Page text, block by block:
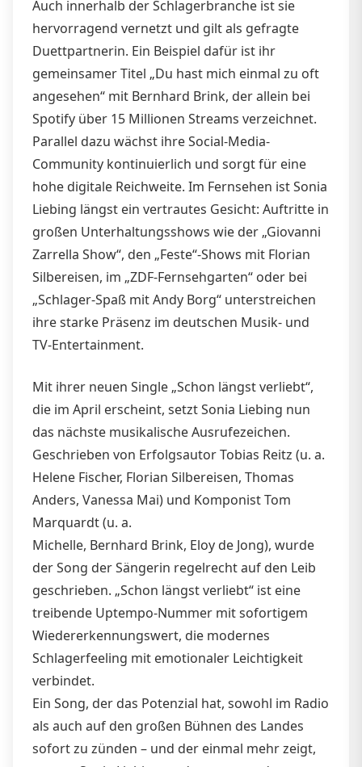
Auch innerhalb der Schlagerbranche ist sie
hervorragend vernetzt und gilt als gefragte
Duettpartnerin. Ein Beispiel dafür ist ihr
gemeinsamer Titel „Du hast mich einmal zu oft
angesehen“ mit Bernhard Brink, der allein bei
Spotify über 15 Millionen Streams verzeichnet.
Parallel dazu wächst ihre Social-Media-
Community kontinuierlich und sorgt für eine
hohe digitale Reichweite. Im Fernsehen ist Sonia
Liebing längst ein vertrautes Gesicht: Auftritte in
großen Unterhaltungsshows wie der „Giovanni
Zarrella Show“, den „Feste“-Shows mit Florian
Silbereisen, im „ZDF-Fernsehgarten“ oder bei
„Schlager-Spaß mit Andy Borg“ unterstreichen
ihre starke Präsenz im deutschen Musik- und
TV-Entertainment.
Mit ihrer neuen Single „Schon längst verliebt“,
die im April erscheint, setzt Sonia Liebing nun
das nächste musikalische Ausrufezeichen.
Geschrieben von Erfolgsautor Tobias Reitz (u. a.
Helene Fischer, Florian Silbereisen, Thomas
Anders, Vanessa Mai) und Komponist Tom
Marquardt (u. a.
Michelle, Bernhard Brink, Eloy de Jong), wurde
der Song der Sängerin regelrecht auf den Leib
geschrieben. „Schon längst verliebt“ ist eine
treibende Uptempo-Nummer mit sofortigem
Wiedererkennungswert, die modernes
Schlagerfeeling mit emotionaler Leichtigkeit
verbindet.
Ein Song, der das Potenzial hat, sowohl im Radio
als auch auf den großen Bühnen des Landes
sofort zu zünden – und der einmal mehr zeigt,